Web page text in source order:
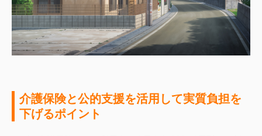
介護保険と公的支援を活用して実質負担を
下げるポイント